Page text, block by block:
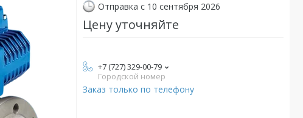
Отправка с 10 сентября 2026
Цену уточняйте
+7 (727) 329-00-79
Городской номер
Заказ только по телефону